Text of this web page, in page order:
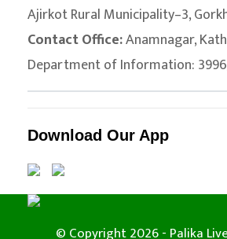
Ajirkot Rural Municipality–3,
Contact Office:Anamnagar,
Department of Information:
Download Our App
© Copyright 2026 - Palika